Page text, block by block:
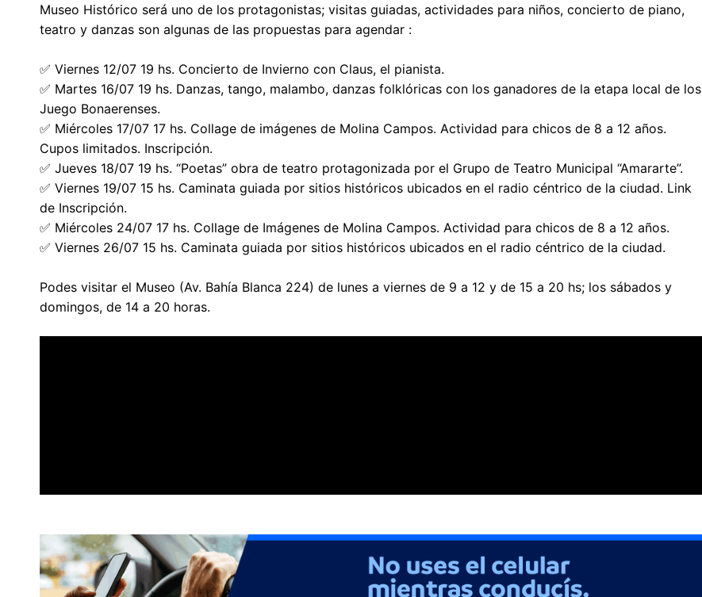
Museo Histórico será uno de los protagonistas; visitas guiadas, actividades para niños, concierto de piano,
teatro y danzas son algunas de las propuestas para agendar :
✅ Viernes 12/07 19 hs. Concierto de Invierno con Claus, el pianista.
✅ Martes 16/07 19 hs. Danzas, tango, malambo, danzas folklóricas con los ganadores de la etapa local de los
Juego Bonaerenses.
✅ Miércoles 17/07 17 hs. Collage de imágenes de Molina Campos. Actividad para chicos de 8 a 12 años.
Cupos limitados. Inscripción.
✅ Jueves 18/07 19 hs. “Poetas” obra de teatro protagonizada por el Grupo de Teatro Municipal “Amararte”.
✅ Viernes 19/07 15 hs. Caminata guiada por sitios históricos ubicados en el radio céntrico de la ciudad. Link
de Inscripción.
✅ Miércoles 24/07 17 hs. Collage de Imágenes de Molina Campos. Actividad para chicos de 8 a 12 años.
✅ Viernes 26/07 15 hs. Caminata guiada por sitios históricos ubicados en el radio céntrico de la ciudad.
Podes visitar el Museo (Av. Bahía Blanca 224) de lunes a viernes de 9 a 12 y de 15 a 20 hs; los sábados y
domingos, de 14 a 20 horas.